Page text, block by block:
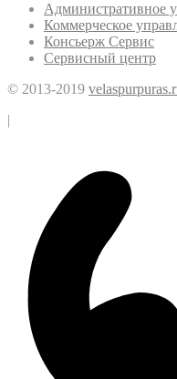
Административное
Коммерческое
Консьерж Сервис
Сервисный центр
© 2013-2019
|